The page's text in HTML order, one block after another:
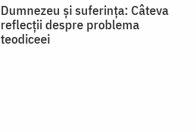
Dumnezeu și suferința: Câteva
reflecții despre problema
teodiceei